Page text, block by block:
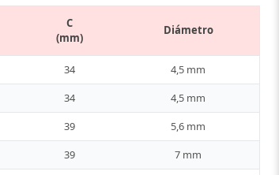
C
(mm)
Diámetro
34 4,5 mm
34 4,5 mm
39 5,6 mm
39 7 mm